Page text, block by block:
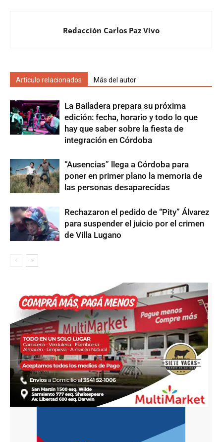
Redacción Carlos Paz Vivo
Artículo relacionados Más del autor
La Bailadera prepara su próxima
edición: fecha, horario y todo lo que
hay que saber sobre la fiesta de
integración en Córdoba
“Ausencias” llega a Córdoba para
poner en primer plano la memoria de
las personas desaparecidas
Rechazaron el pedido de “Pity” Álvarez
para suspender el juicio por el crimen
de Villa Lugano